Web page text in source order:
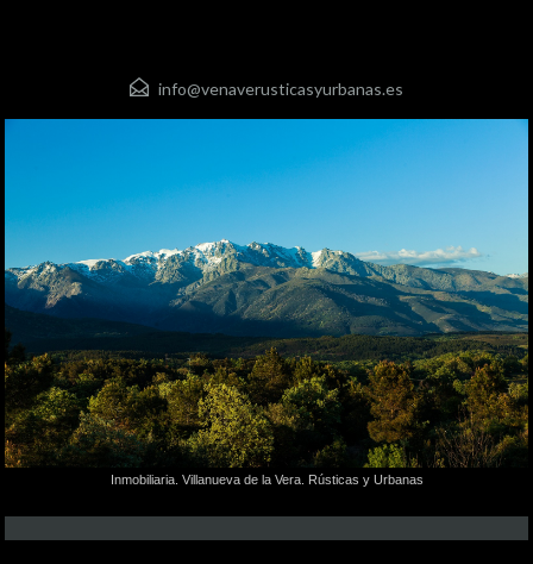
info@venaverusticasyurbanas.es
Inmobiliaria. Villanueva de la Vera. Rústicas y Urbanas